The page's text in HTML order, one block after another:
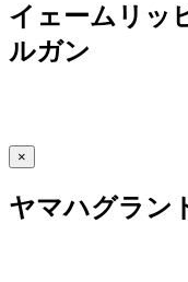
イェームリッ
ルガン
×
ヤマハグラン